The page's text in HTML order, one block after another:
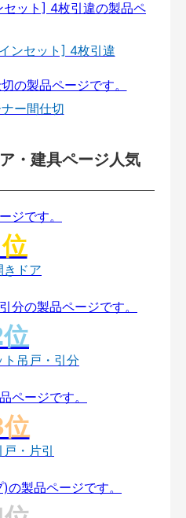
ンセット] 4枚引違
ー間仕切
・建具ページ人気
きドア
ト吊戸・引分
戸・片引